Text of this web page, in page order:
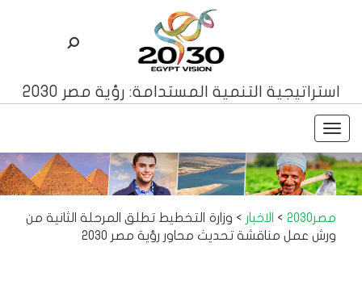
استراتيجية التنمية المستدامة: رؤية مصر 2030
Toggle
مصر2030 > الاخبار > وزارة التخطيط تطلق المرحلة الثانية من
ورش عمل مناقشة تحديث محاور رؤية مصر 2030